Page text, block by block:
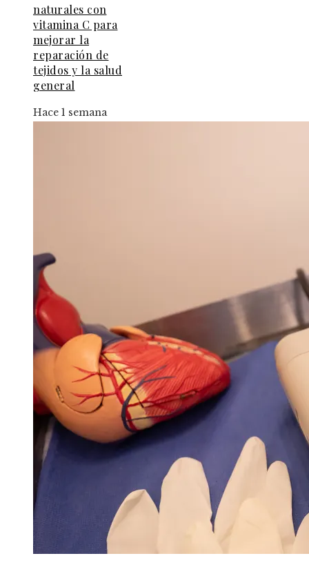
naturales con
vitamina C para
mejorar la
reparación de
tejidos y la salud
general
Hace 1 semana